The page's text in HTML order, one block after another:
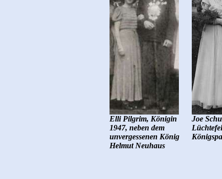
Elli Pilgrim, Königin
1947, neben dem
unvergessenen König
Helmut Neuhaus
Joe